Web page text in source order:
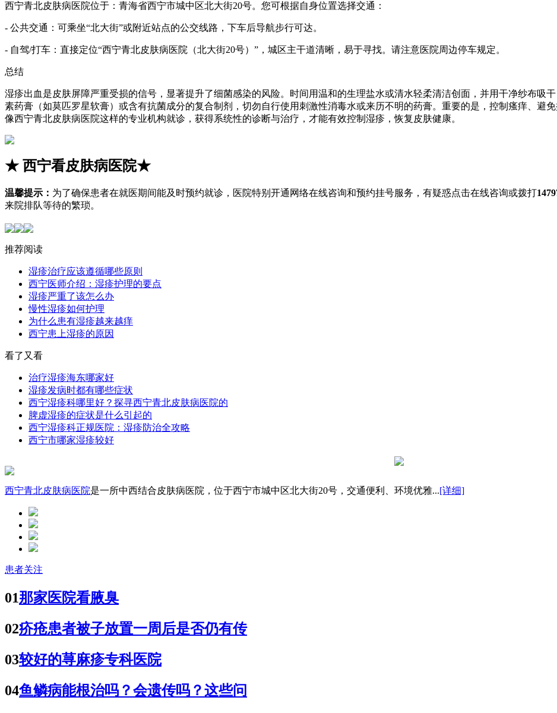
西宁青北皮肤病医院位于：青海省西宁市城中区北大街20号。您可根据自身位置选择交通：
- 公共交通：可乘坐“北大街”或附近站点的公交线路，下车后导航步行可达。
- 自驾/打车：直接定位“西宁青北皮肤病医院（北大街20号）”，城区主干道清晰，易于寻找。请注意医院周边停车规定。
总结
湿疹出血是皮肤屏障严重受损的信号，显著提升了细菌感染的风险。时间用温和的生理盐水或清水轻柔清洁创面，并用干净纱布吸
素药膏（如莫匹罗星软膏）或含有抗菌成分的复合制剂，切勿自行使用刺激性消毒水或来历不明的药膏。重要的是，控制瘙痒、避
像西宁青北皮肤病医院这样的专业机构就诊，获得系统性的诊断与治疗，才能有效控制湿疹，恢复皮肤健康。
★西宁看皮肤病医院★
温馨提示： 为了确保患者在就医期间能及时预约就诊，医院特别开通网络在线咨询和预约挂号服务，有疑惑点击在线咨询或拨打
来院排队等待的繁琐。
推荐阅读
湿疹治疗应该遵循哪些原则
西宁医师介绍：湿疹护理的要点
湿疹严重了该怎么办
慢性湿疹如何护理
为什么患有湿疹越来越痒
西宁患上湿疹的原因
看了又看
治疗湿疹海东哪家好
湿疹发病时都有哪些症状
西宁湿疹科哪里好？探寻西宁青北皮肤病医院的
脾虚湿疹的症状是什么引起的
西宁湿疹科正规医院：湿疹防治全攻略
西宁市哪家湿疹较好
西宁青北皮肤病医院是一所中西结合皮肤病医院，位于西宁市城中区北大街20号，交通便利、环境优雅...[详细]
患者关注
01那家医院看腋臭
02疥疮患者被子放置一周后是否仍有传
03较好的荨麻疹专科医院
04鱼鳞病能根治吗？会遗传吗？这些问